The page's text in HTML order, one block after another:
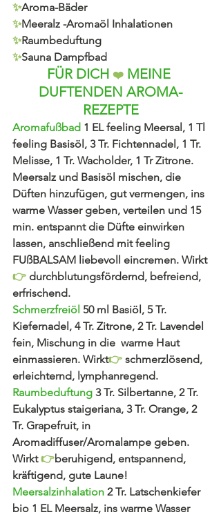
✨Aroma-Bäder
✨Meeralz -Aromaöl Inhalationen
✨Raumbeduftung
✨Sauna Dampfbad
FÜR DICH ❤️ MEINE
DUFTENDEN AROMA-
REZEPTE
Aromafußbad 1 EL feeling Meersal, 1 Tl
feeling Basisöl, 3 Tr. Fichtennadel, 1 Tr.
Melisse, 1 Tr. Wacholder, 1 Tr Zitrone.
Meersalz und Basisöl mischen, die
Düften hinzufügen, gut vermengen, ins
warme Wasser geben, verteilen und 15
min. entspannt die Düfte einwirken
lassen, anschließend mit feeling
FUßBALSAM liebevoll eincremen. Wirkt
👉 durchblutungsfördernd, befreiend,
erfrischend.
Schmerzfreiöl 50 ml Basiöl, 5 Tr.
Kiefernadel, 4 Tr. Zitrone, 2 Tr. Lavendel
fein, Mischung in die  warme Haut
einmassieren. Wirkt👉 schmerzlösend,
erleichternd, lymphanregend.
Raumbeduftung 3 Tr. Silbertanne, 2 Tr.
Eukalyptus staigeriana, 3 Tr. Orange, 2
Tr. Grapefruit, in
Aromadiffuser/Aromalampe geben.
Wirkt 👉beruhigend, entspannend,
kräftigend, gute Laune!
Meersalzinhalation 2 Tr. Latschenkiefer
bio 1 EL Meersalz, ins warme Wasser